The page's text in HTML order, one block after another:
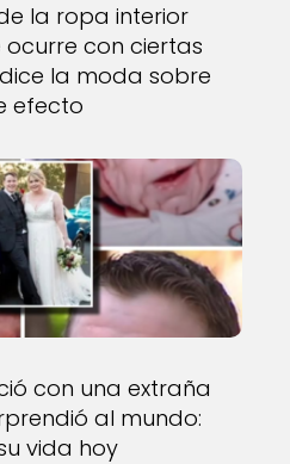
la ropa interior
ocurre con ciertas
la moda sobre
efecto
con una extraña
al mundo:
vida hoy